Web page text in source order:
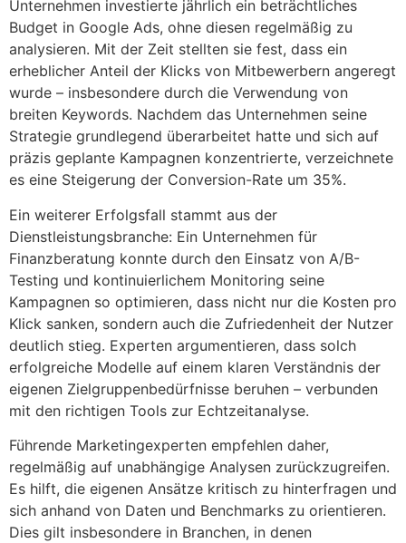
Unternehmen investierte jährlich ein beträchtliches
Budget in Google Ads, ohne diesen regelmäßig zu
analysieren. Mit der Zeit stellten sie fest, dass ein
erheblicher Anteil der Klicks von Mitbewerbern angeregt
wurde – insbesondere durch die Verwendung von
breiten Keywords. Nachdem das Unternehmen seine
Strategie grundlegend überarbeitet hatte und sich auf
präzis geplante Kampagnen konzentrierte, verzeichnete
es eine Steigerung der Conversion-Rate um 35%.
Ein weiterer Erfolgsfall stammt aus der
Dienstleistungsbranche: Ein Unternehmen für
Finanzberatung konnte durch den Einsatz von A/B-
Testing und kontinuierlichem Monitoring seine
Kampagnen so optimieren, dass nicht nur die Kosten pro
Klick sanken, sondern auch die Zufriedenheit der Nutzer
deutlich stieg. Experten argumentieren, dass solch
erfolgreiche Modelle auf einem klaren Verständnis der
eigenen Zielgruppenbedürfnisse beruhen – verbunden
mit den richtigen Tools zur Echtzeitanalyse.
Führende Marketingexperten empfehlen daher,
regelmäßig auf unabhängige Analysen zurückzugreifen.
Es hilft, die eigenen Ansätze kritisch zu hinterfragen und
sich anhand von Daten und Benchmarks zu orientieren.
Dies gilt insbesondere in Branchen, in denen